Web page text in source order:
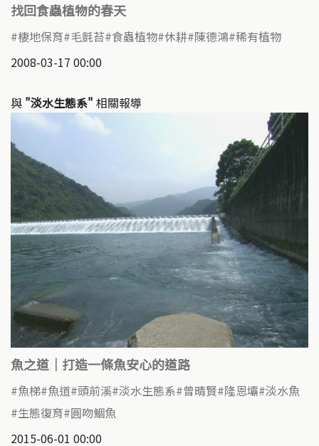
找回食蟲植物的春天
棲地保育 毛氈苔 食蟲植物 休耕 陳德鴻 稀有植物
2008-03-17 00:00
與 "淡水生態系" 相關報導
魚之道｜打造一條魚安心的道路
魚梯 魚道 頭前溪 淡水生態系 曾晴賢 隆恩壩 淡水魚
生態復育 圓吻鯝魚
2015-06-01 00:00